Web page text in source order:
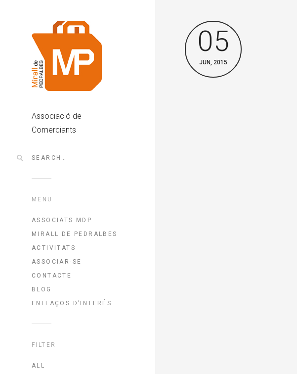
Associació de
Comerciants
MENU
ASSOCIATS MDP
MIRALL DE PEDRALBES
ACTIVITATS
ASSOCIAR-SE
CONTACTE
BLOG
ENLLAÇOS D’INTERÉS
FILTER
ALL
05
JUN, 2015